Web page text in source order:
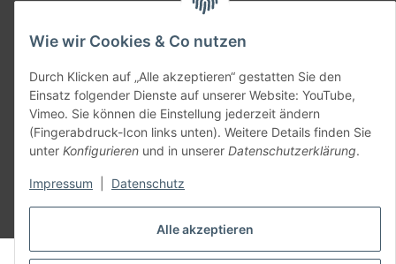
Alle akzeptieren
Wie wir Cookies & Co nutzen
Durch Klicken auf „Alle akzeptieren“ gestatten Sie den
Einsatz folgender Dienste auf unserer Website: YouTube,
Vimeo. Sie können die Einstellung jederzeit ändern
(Fingerabdruck-Icon links unten). Weitere Details finden Sie
unter Konfigurieren und in unserer Datenschutzerklärung.
Impressum Datenschutz
Teil unseres Netzwerks:
Vertrag widerrufen
© voltmaster.de